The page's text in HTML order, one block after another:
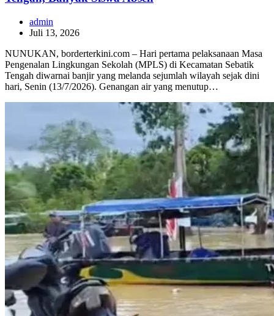
admin
Juli 13, 2026
NUNUKAN, borderterkini.com – Hari pertama pelaksanaan Masa
Pengenalan Lingkungan Sekolah (MPLS) di Kecamatan Sebatik
Tengah diwarnai banjir yang melanda sejumlah wilayah sejak dini
hari, Senin (13/7/2026). Genangan air yang menutup…